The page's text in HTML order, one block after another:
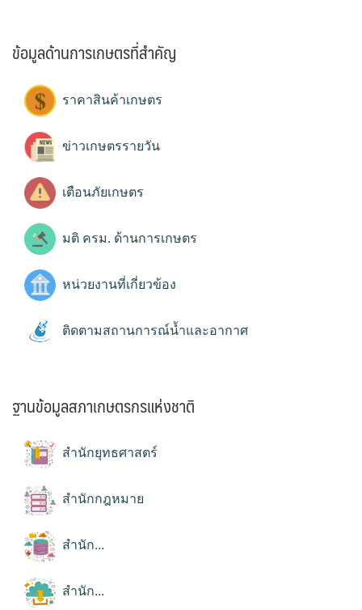
ข้อมูลด้านการเกษตรที่สำคัญ
ราคาสินค้าเกษตร
ข่าวเกษตรรายวัน
เตือนภัยเกษตร
มติ ครม. ด้านการเกษตร
หน่วยงานที่เกี่ยวข้อง
ติดตามสถานการณ์น้ำและอากาศ
ฐานข้อมูลสภาเกษตรกรแห่งชาติ
สำนักยุทธศาสตร์
สำนักกฎหมาย
สำนัก...
สำนัก...